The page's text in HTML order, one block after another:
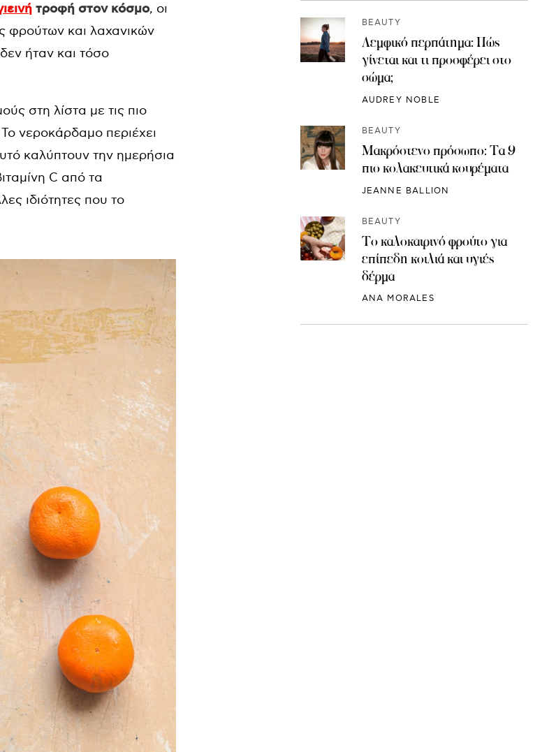
τροφή στον κόσμο, οι
φρούτων και λαχανικών
ήταν και τόσο
στη λίστα με τις πιο
νεροκάρδαμο περιέχει
καλύπτουν την ημερήσια
C από τα
ιδιότητες που το
BEAUTY
Λεμφικό περπάτημα: Πώς
γίνεται και τι προσφέρει στο
σώμα;
AUDREY NOBLE
BEAUTY
Μακρόστενο πρόσωπο: Τα 9
πιο κολακευτικά κουρέματα
JEANNE BALLION
BEAUTY
Το καλοκαιρινό φρούτο για
επίπεδη κοιλιά και υγιές
δέρμα
ANA MORALES